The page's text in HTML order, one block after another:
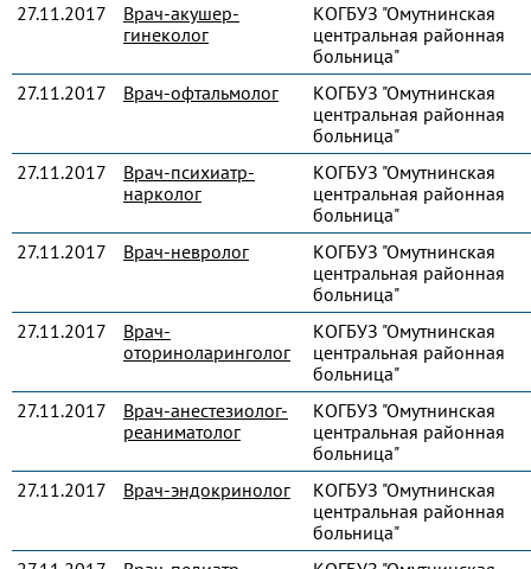
27.11.2017
Врач-акушер-
гинеколог
КОГБУЗ "Омутнинская
центральная районная
больница"
27.11.2017
Врач-офтальмолог
КОГБУЗ "Омутнинская
центральная районная
больница"
27.11.2017
Врач-психиатр-
нарколог
КОГБУЗ "Омутнинская
центральная районная
больница"
27.11.2017
Врач-невролог
КОГБУЗ "Омутнинская
центральная районная
больница"
27.11.2017
Врач-
оториноларинголог
КОГБУЗ "Омутнинская
центральная районная
больница"
27.11.2017
Врач-анестезиолог-
реаниматолог
КОГБУЗ "Омутнинская
центральная районная
больница"
27.11.2017
Врач-эндокринолог
КОГБУЗ "Омутнинская
центральная районная
больница"